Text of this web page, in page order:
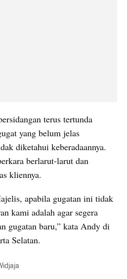
terus tertunda
yang belum jelas
diketahui keberadaannya.
berlarut-larut dan
kliennya.
apabila gugatan ini tidak
kami adalah agar segera
gugatan baru,” kata Andy di
Selatan.